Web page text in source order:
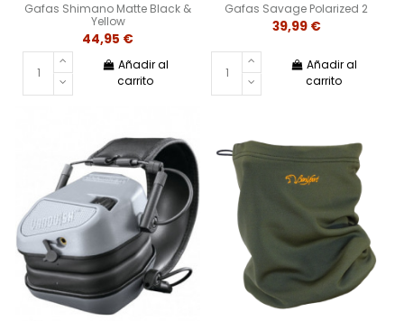
Gafas Shimano Matte Black &
Yellow
44,95 €
Añadir al
carrito
Gafas Savage Polarized 2
39,99 €
Añadir al
carrito